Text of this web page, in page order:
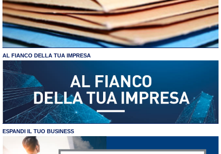
AL FIANCO DELLA TUA IMPRESA
ESPANDI IL TUO BUSINESS